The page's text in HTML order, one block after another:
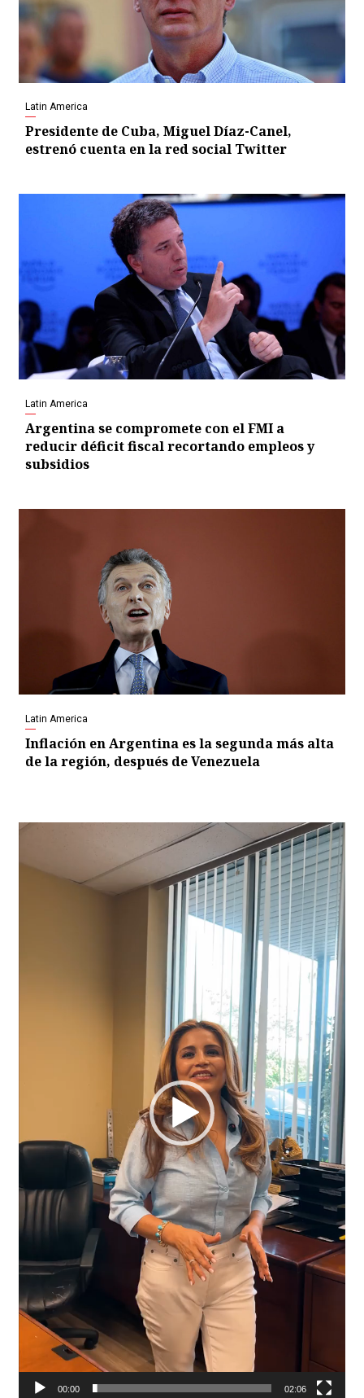
Latin America
Presidente de Cuba, Miguel Díaz-Canel,
estrenó cuenta en la red social Twitter
Latin America
Argentina se compromete con el FMI a
reducir déficit fiscal recortando empleos y
subsidios
Latin America
Inflación en Argentina es la segunda más alta
de la región, después de Venezuela
Video
00:00 02:06